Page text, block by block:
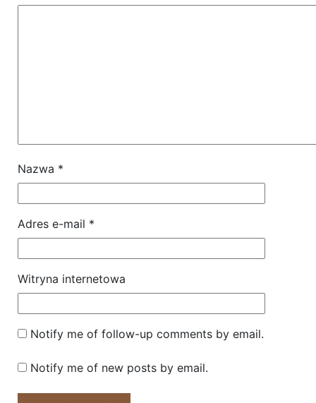
Nazwa *
Adres e-mail *
Witryna internetowa
Notify me of follow-up comments by email.
Notify me of new posts by email.